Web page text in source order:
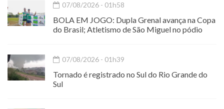
07/08/2026 - 01h58
BOLA EM JOGO: Dupla Grenal avança na Copa
do Brasil; Atletismo de São Miguel no pódio
07/08/2026 - 01h39
Tornado é registrado no Sul do Rio Grande do
Sul